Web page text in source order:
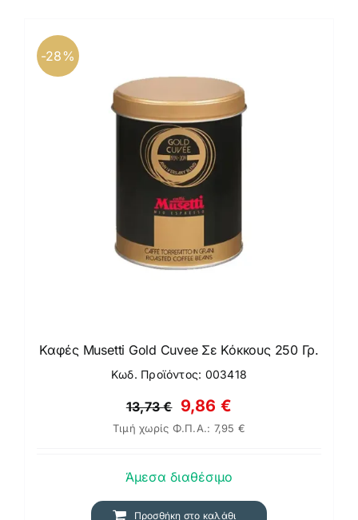
Εξοπλισμός
-28%
Καφές Musetti Gold Cuvee Σε Κόκκους 250 Γρ.
Κωδ. Προϊόντος: 003418
13,73€ Original
price
13,73 €.
9,86 €
τρέχουσα
είναι:
9,86 €.
Τιμή χωρίς Φ.Π.Α.: 7,95 €
Άμεσα διαθέσιμο
Προσθήκη στο καλάθι